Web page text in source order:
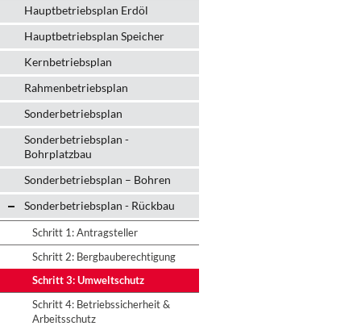
Hauptbetriebsplan Erdöl
Hauptbetriebsplan Speicher
Kernbetriebsplan
Rahmenbetriebsplan
Sonderbetriebsplan
Sonderbetriebsplan -
Bohrplatzbau
Sonderbetriebsplan – Bohren
Sonderbetriebsplan - Rückbau
Schritt 1: Antragsteller
Schritt 2: Bergbauberechtigung
Schritt 3: Umweltschutz
Schritt 4: Betriebssicherheit &
Arbeitsschutz